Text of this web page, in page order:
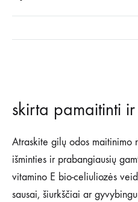
skirta pamaitinti
Atraskite gilų odos maitinimo
išminties ir prabangiausių
vitamino E bio-celiuliozės
sausai, šiurkščiai ar